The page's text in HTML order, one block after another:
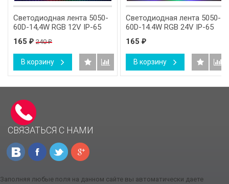
Светодиодная лента 5050-
60D-14,4W RGB 12V IP-65
165 ₽ 240₽
В корзину
Светодиодная лента 5050-
60D-14.4W RGB 24V IP-65
165 ₽
В корзину
СВЯЗАТЬСЯ С НАМИ
Заполняя любые поля на данном сайте вы автоматически даете